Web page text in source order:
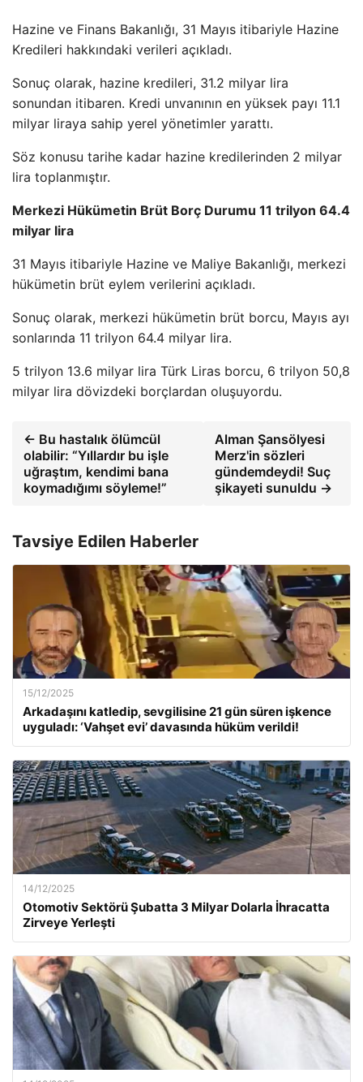
Hazine ve Finans Bakanlığı, 31 Mayıs itibariyle Hazine
Kredileri hakkındaki verileri açıkladı.
Sonuç olarak, hazine kredileri, 31.2 milyar lira
sonundan itibaren. Kredi unvanının en yüksek payı 11.1
milyar liraya sahip yerel yönetimler yarattı.
Söz konusu tarihe kadar hazine kredilerinden 2 milyar
lira toplanmıştır.
Merkezi Hükümetin Brüt Borç Durumu 11 trilyon 64.4
milyar lira
31 Mayıs itibariyle Hazine ve Maliye Bakanlığı, merkezi
hükümetin brüt eylem verilerini açıkladı.
Sonuç olarak, merkezi hükümetin brüt borcu, Mayıs ayı
sonlarında 11 trilyon 64.4 milyar lira.
5 trilyon 13.6 milyar lira Türk Liras borcu, 6 trilyon 50,8
milyar lira dövizdeki borçlardan oluşuyordu.
← Bu hastalık ölümcül
olabilir: “Yıllardır bu işle
uğraştım, kendimi bana
koymadığımı söyleme!”
Alman Şansölyesi
Merz'in sözleri
gündemdeydi! Suç
şikayeti sunuldu →
Tavsiye Edilen Haberler
15/12/2025
Arkadaşını katledip, sevgilisine 21 gün süren işkence
uyguladı: ‘Vahşet evi’ davasında hüküm verildi!
14/12/2025
Otomotiv Sektörü Şubatta 3 Milyar Dolarla İhracatta
Zirveye Yerleşti